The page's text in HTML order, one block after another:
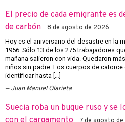
El precio de cada emigrante es
de carbón
8 de agosto de 2026
Hoy es el aniversario del desastre en la
1956. Sólo 13 de los 275 trabajadores
mañana salieron con vida. Quedaron
niños sin padre. Los cuerpos de
identificar hasta […]
Juan Manuel Olarieta
Suecia roba un buque ruso y se